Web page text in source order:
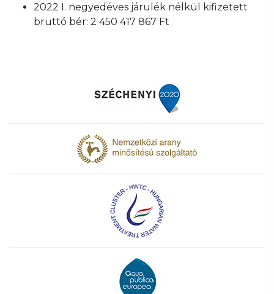
2022 I. negyedéves járulék nélkül kifizetett
bruttó bér: 2 450 417 867 Ft